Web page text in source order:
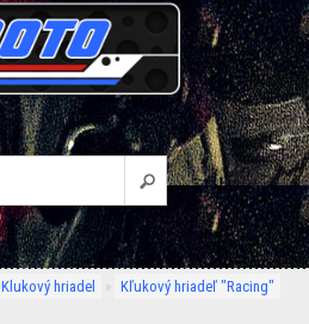
Klukový hriadel » Kľukový hriadeľ "Racing"